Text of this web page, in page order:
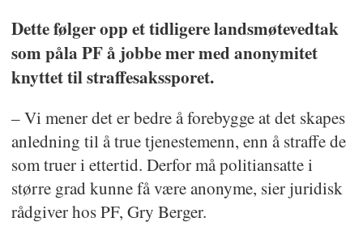
Dette følger opp et tidligere landsmøtevedtak
som påla PF å jobbe mer med anonymitet
knyttet til straffesakssporet.
– Vi mener det er bedre å forebygge at det skapes
anledning til å true tjenestemenn, enn å straffe de
som truer i ettertid. Derfor må politiansatte i
større grad kunne få være anonyme, sier juridisk
rådgiver hos PF, Gry Berger.